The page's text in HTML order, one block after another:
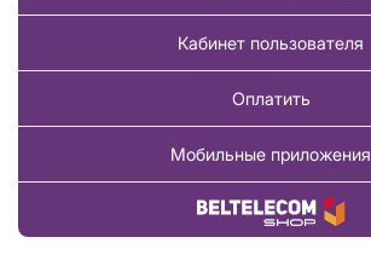
Кабинет пользователя
Оплатить
Мобильные приложения
Купить товар